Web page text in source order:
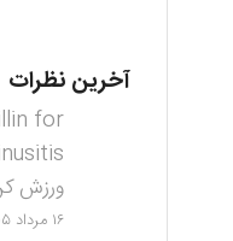
آخرین نظرات
for
ورزش
۱۶ مرداد ۱۴۰۵